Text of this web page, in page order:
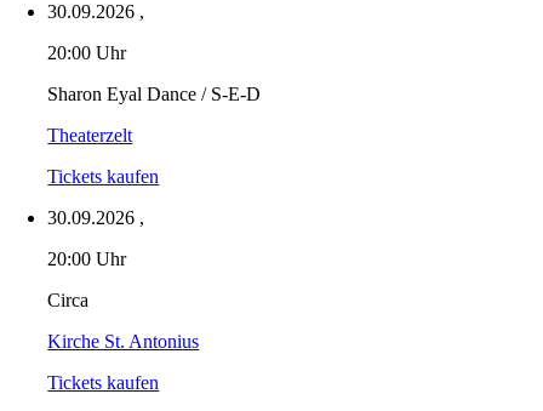
30.09.2026 ,
20:00 Uhr
Sharon Eyal Dance / S-E-D
Theaterzelt
Tickets kaufen
30.09.2026 ,
20:00 Uhr
Circa
Kirche St. Antonius
Tickets kaufen